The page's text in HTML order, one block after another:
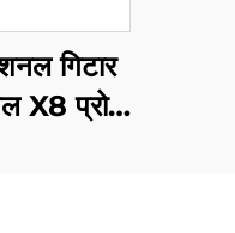
गिटार
X8 प्रो